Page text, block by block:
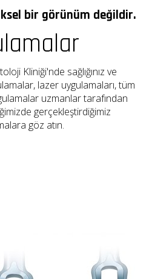
bir görünüm değildir.
Kliniği'nde sağlığınız ve
lazer uygulamaları, tüm
uzmanlar tarafından
gerçekleştirdiğimiz
göz atın.